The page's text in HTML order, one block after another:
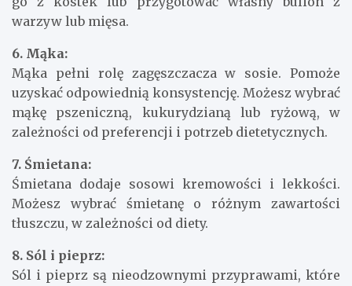
warzyw lub mięsa.
6. Mąka:
Mąka pełni rolę zagęszczacza w sosie. Pomoże
uzyskać odpowiednią konsystencję. Możesz wybrać
mąkę pszeniczną, kukurydzianą lub ryżową, w
zależności od preferencji i potrzeb dietetycznych.
7. Śmietana:
Śmietana dodaje sosowi kremowości i lekkości.
Możesz wybrać śmietanę o różnym zawartości
tłuszczu, w zależności od diety.
8. Sól i pieprz:
Sól i pieprz są nieodzownymi przyprawami, które